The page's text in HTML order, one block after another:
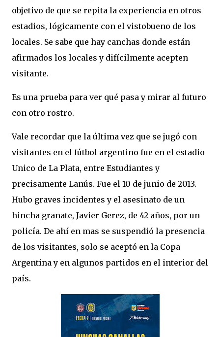
objetivo de que se repita la experiencia en otros
estadios, lógicamente con el vistobueno de los
locales. Se sabe que hay canchas donde están
afirmados los locales y difícilmente acepten
visitante.
Es una prueba para ver qué pasa y mirar al futuro
con otro rostro.
Vale recordar que la última vez que se jugó con
visitantes en el fútbol argentino fue en el estadio
Unico de La Plata, entre Estudiantes y
precisamente Lanús. Fue el 10 de junio de 2013.
Hubo graves incidentes y el asesinato de un
hincha granate, Javier Gerez, de 42 años, por un
policía. De ahí en mas se suspendió la presencia
de los visitantes, solo se aceptó en la Copa
Argentina y en algunos partidos en el interior del
país.